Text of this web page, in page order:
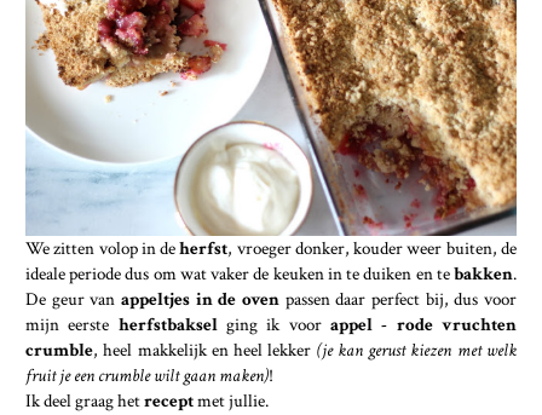
We zitten volop in deherfst, vroeger donker, kouder weer buiten, de
ideale periode dus om wat vaker de keuken in te duiken en tebakken.
De geur van appeltjes in de oven passen daar perfect bij, dus voor
mijn eerste herfstbakselging ik voorappel - rode vruchten
crumble, heel makkelijk en heel lekker (je kan gerust kiezen met welk
fruit je een crumble wilt gaan maken)!
Ik deel graag hetreceptmet jullie.